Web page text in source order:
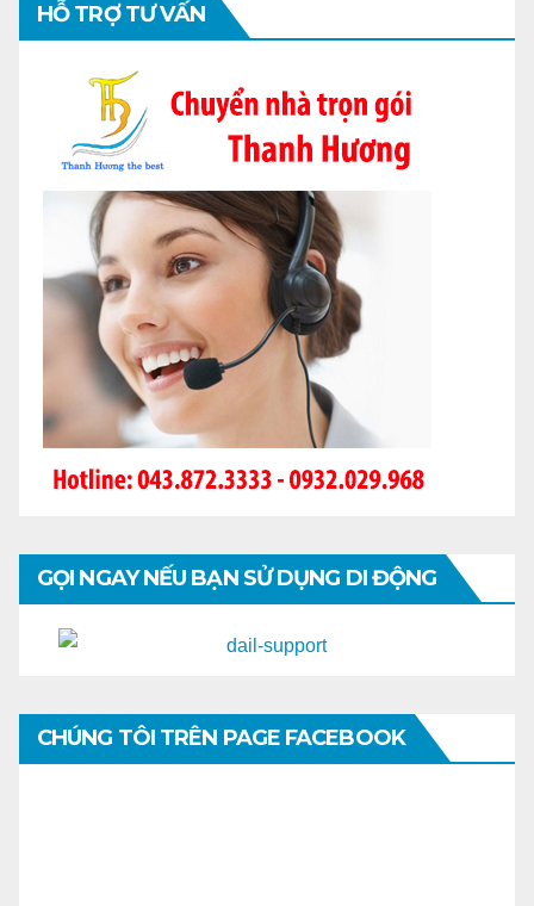
HỖ TRỢ TƯ VẤN
GỌI NGAY NẾU BẠN SỬ DỤNG DI ĐỘNG
CHÚNG TÔI TRÊN PAGE FACEBOOK